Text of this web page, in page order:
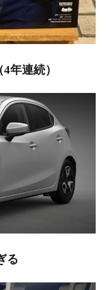
年連続）
る